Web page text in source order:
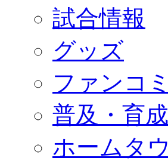
GOODS
オフィシャルストア（実店
オンラインストア
ACADEMY
アカデミーについて
コーチ&スタッフ
ジュニア
ジュニアユース
ユース
練習拠点（ナラディーア）
SCHOOL
CLUB
試合情報
グッズ
ファンコ
普及・育成
ホームタ